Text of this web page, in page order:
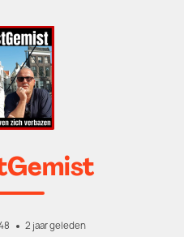
2 jaar geleden